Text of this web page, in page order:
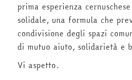
prima esperienza
solidale, una formula che
condivisione degli spazi
di mutuo aiuto, solidarietà e
Vi aspetto.